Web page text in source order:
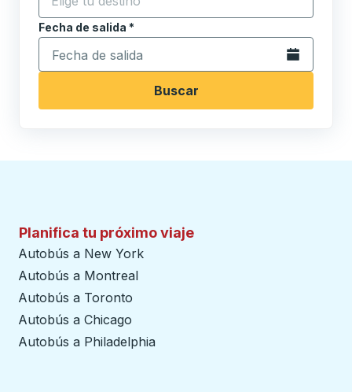
Fecha de salida *
Escriba la fecha en formato de fecha Barra diagonal
Abra el
Buscar
Planifica tu próximo viaje
Autobús a New York
Autobús a Montreal
Autobús a Toronto
Autobús a Chicago
Autobús a Philadelphia